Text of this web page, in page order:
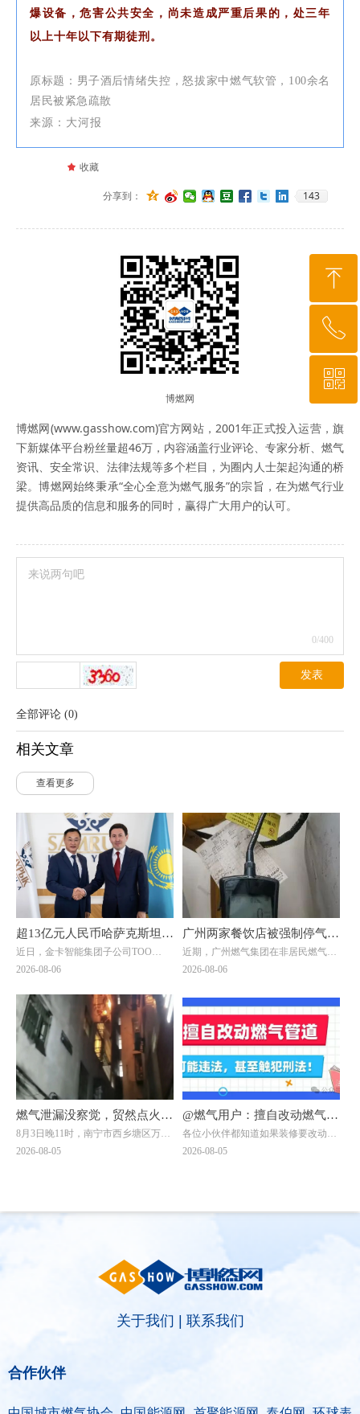
爆设备，危害公共安全，尚未造成严重后果的，处三年
以上十年以下有期徒刑。
原标题：男子酒后情绪失控，怒拔家中燃气软管，100余名
居民被紧急疏散
来源：大河报
分享到： 143
끄 收藏
0/400
发表
全部评论 (0)
相关文章
查看更多
博燃网
博燃网(www.gasshow.com)官方网站，2001年正式投入运营，旗
下新媒体平台粉丝量超46万，内容涵盖行业评论、专家分析、燃气
资讯、安全常识、法律法规等多个栏目，为圈内人士架起沟通的桥
梁。博燃网始终秉承“全心全意为燃气服务”的宗旨，在为燃气行业
提供高品质的信息和服务的同时，赢得广大用户的认可。
超13亿元人民币哈萨克斯坦大
单落地！金卡智能国际化战略
近日，金卡智能集团子公司ТОО
"Goldcard Smart Group
克”）与ТОО "BTS Digital"（以下简
称“BTS Digital”）签署了智能燃气表
销售合同，订单总额折合人民币约8.9
亿元，是公司深耕中亚能源数字化赛
道的标志性重磅订单。
2026-08-06
广州两家餐饮店被强制停气！
原因曝光→
近期，广州燃气集团在非居民燃气安
全专项治理中，对两家拒不整改隐患
↓↓↓
2026-08-06
燃气泄漏没察觉，贸然点火做
饭？南宁一自建房发生爆燃，
8月3日晚11时，南宁市西乡塘区万秀
村一栋自建房发生爆燃事件：一名男
2026-08-05
@燃气用户：擅自改动燃气管
道，可能违法，甚至触犯刑
各位小伙伴都知道如果装修要改动燃
气管道需联系燃气公司！但有一些小
2026-08-05
关于我们 联系我们
合作伙伴
ꁸ
回到顶部
ꂅ
010-64919527
ꀥ
微信二维码